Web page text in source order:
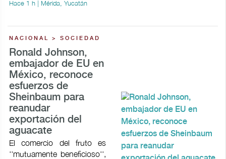
Hace 1 h | Mérida, Yucatán
NACIONAL > SOCIEDAD
Ronald Johnson,
embajador de EU en
México, reconoce
esfuerzos de
Sheinbaum para
reanudar
exportación del
aguacate
El comercio del fruto es
''mutuamente beneficioso'',